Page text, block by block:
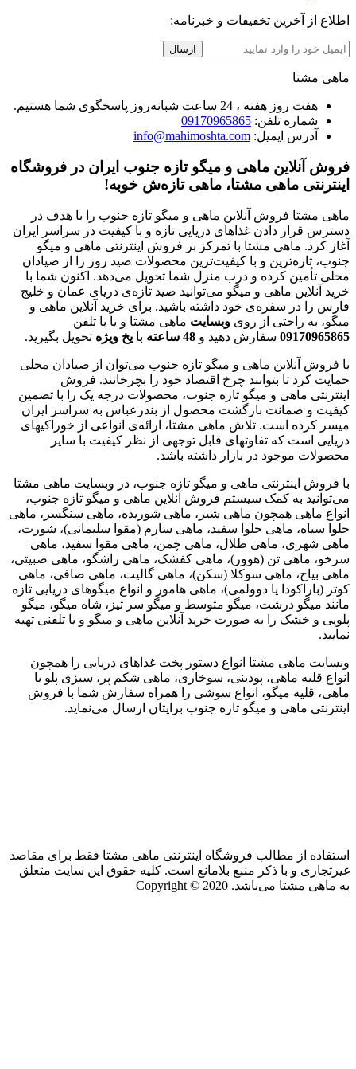
اطلاع از آخرین تخفیفات و خبرنامه:
ارسال
ماهی مشتا
هفت روز هفته ، 24 ساعت شبانه‌روز پاسخگوی شما هستیم.
شماره تلفن: 09170965865
آدرس ایمیل: info@mahimoshta.com
فروش آنلاین ماهی و میگو تازه جنوب ایران در فروشگاه
اینترنتی ماهی مشتا، ماهی تازه‌ش خوبه!
ماهی مشتا فروش آنلاین ماهی و میگو تازه جنوب را با هدف در
دسترس قرار دادن غذاهای دریایی تازه و با کیفیت در سراسر ایران
آغاز کرد. ماهی مشتا با تمرکز بر فروش اینترنتی ماهی و میگو
جنوب، تازه‌ترین و با کیفیت‌ترین محصولات صید روز را از صیادان
محلی تأمین کرده و درب منزل شما تحویل می‌دهد. اکنون شما با
خرید آنلاین ماهی و میگو می‌توانید صید تازه‌ی دریای عمان و خلیج
فارس را در سفره‌ی خود داشته باشید. برای خرید آنلاین ماهی و
میگو، به راحتی از روی وبسایت ماهی مشتا و یا با تلفن
09170965865 سفارش دهید و 48 ساعته با یخ ویژه تحویل بگیرید.
با فروش آنلاین ماهی و میگو تازه جنوب می‌توان از صیادان محلی
حمایت کرد تا بتوانند چرخ اقتصاد خود را بچرخانند. فروش
اینترنتی ماهی و میگو تازه جنوب، محصولات درجه یک را با تضمین
کیفیت و ضمانت بازگشت محصول از بندرعباس به سراسر ایران
میسر کرده است. تلاش ماهی مشتا، ارائه‌ی انواعی از خوراکیهای
دریایی است که تفاوتهای قابل توجهی از نظر کیفیت با سایر
محصولات موجود در بازار داشته باشد.
با فروش اینترنتی ماهی و میگو تازه جنوب، در وبسایت ماهی مشتا
می‌توانید به کمک سیستم فروش آنلاین ماهی و میگو تازه جنوب،
انواع ماهی همچون ماهی شیر، ماهی شوریده، ماهی سنگسر، ماهی
حلوا سیاه، ماهی حلوا سفید، ماهی سارم (مقوا سلیمانی)، شورت،
ماهی شهری، ماهی طلال، ماهی چمن، ماهی مقوا سفید، ماهی
سرخو، ماهی تن (هوور)، ماهی کفشک، ماهی راشگو، ماهی صبیتی،
ماهی بیاح، ماهی سوکلا (سکن)، ماهی گالیت، ماهی صافی، ماهی
کوتر (باراکودا یا دوولمی)، ماهی هامور و انواع میگوهای دریایی تازه
مانند میگو درشت، میگو متوسط و میگو سر تیز، شاه میگو، میگو
پلویی و خشک را به صورت خرید آنلاین ماهی و میگو و یا تلفنی تهیه
نمایید.
وبسایت ماهی مشتا انواع دستور پخت غذاهای دریایی را همچون
انواع قلیه ماهی، پودینی، سوخاری، ماهی شکم پر، سبزی پلو با
ماهی، قلیه میگو، انواع سوشی را همراه سفارش شما با فروش
اینترنتی ماهی و میگو تازه جنوب برایتان ارسال می‌نماید.
استفاده از مطالب فروشگاه اینترنتی ماهی مشتا فقط برای مقاصد
غیرتجاری و با ذکر منبع بلامانع است. کلیه حقوق این سایت متعلق
به ماهی مشتا می‌باشد. Copyright © 2020